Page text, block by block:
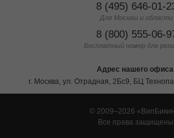
8 (495) 646-01-
Для Москвы и области
8 (800) 555-06-
Бесплатный номер для
Адрес нашего
г. Москва, ул. Отрадная, 2Бс9, БЦ
© 2009–2026
Все права защищены.